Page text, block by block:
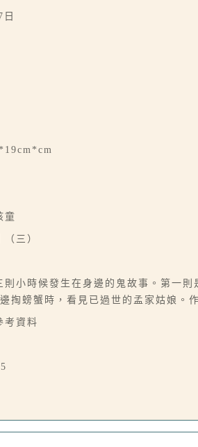
童
（三）
則小時候發生在身邊的鬼故事。第一
掏螃蟹時，看見已過世的孟家姑娘
考資料